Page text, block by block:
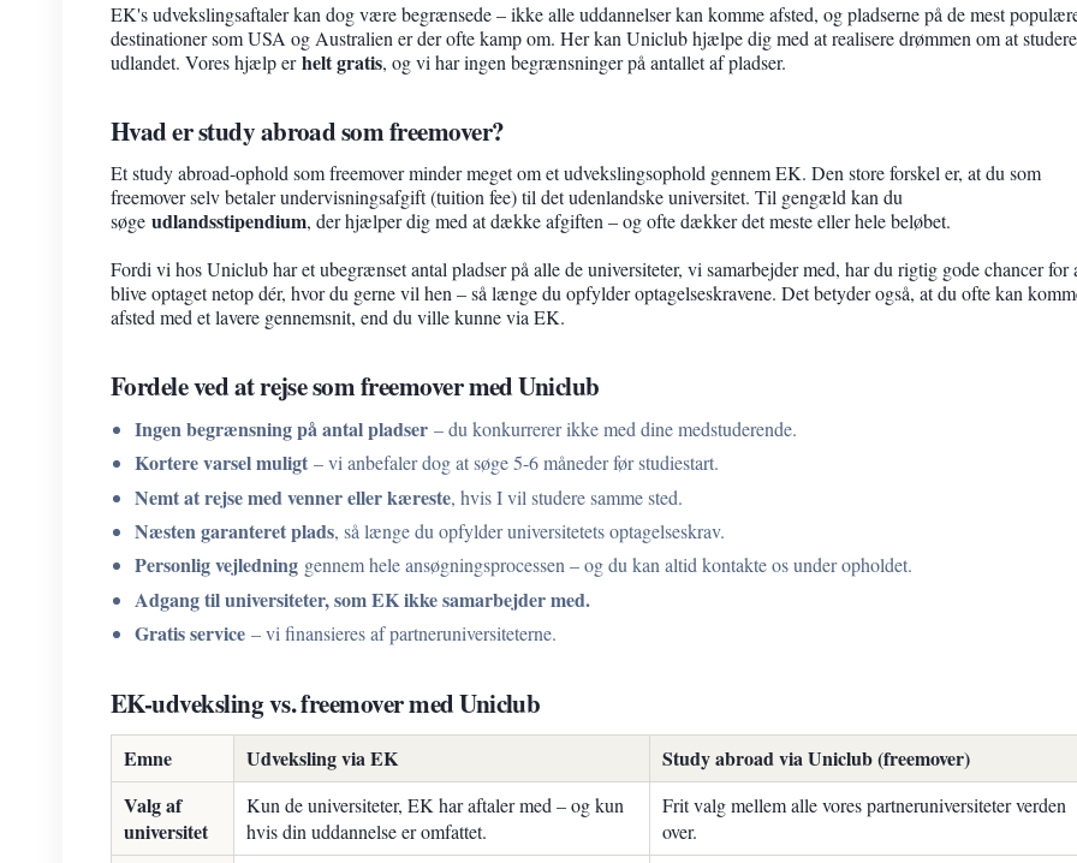
EK's udvekslingsaftaler kan dog være begrænsede – ikke alle uddannelser kan komme afsted, og pladserne på de mest
destinationer som USA og Australien er der ofte kamp om. Her kan Uniclub hjælpe dig med at realisere drømmen om at
udlandet. Vores hjælp erhelt gratis, og vi har ingen begrænsninger på antallet af pladser.
Hvad er study abroad som freemover?
Et study abroad-ophold som freemover minder meget om et udvekslingsophold gennem EK. Den store forskel er, at du som
freemover selv betaler undervisningsafgift (tuition fee) til det udenlandske universitet. Til gengæld kan du
søge udlandsstipendium, der hjælper dig med at dække afgiften – og ofte dækker det meste eller hele beløbet.
Fordi vi hos Uniclub har et ubegrænset antal pladser på alle de universiteter, vi samarbejder med, har du rigtig gode chancer for
blive optaget netop dér, hvor du gerne vil hen – så længe du opfylder optagelseskravene. Det betyder også, at du ofte kan
afsted med et lavere gennemsnit, end du ville kunne via EK.
Fordele ved at rejse som freemover med Uniclub
Ingen begrænsning på antal pladser – du konkurrerer ikke med dine medstuderende.
Kortere varsel muligt – vi anbefaler dog at søge 5-6 måneder før studiestart.
Nemt at rejse med venner eller kæreste, hvis I vil studere samme sted.
Næsten garanteret plads, så længe du opfylder universitetets optagelseskrav.
Personlig vejledning gennem hele ansøgningsprocessen – og du kan altid kontakte os under opholdet.
Adgang til universiteter, som EK ikke samarbejder med.
Gratis service – vi finansieres af partneruniversiteterne.
EK-udveksling vs. freemover med Uniclub
Emne Udveksling via EK
Study abroad via Uniclub (freemover)
Valg af
universitet
Kun de universiteter, EK har aftaler med – og kun
hvis din uddannelse er omfattet.
Frit valg mellem alle vores partneruniversiteter verden
over.